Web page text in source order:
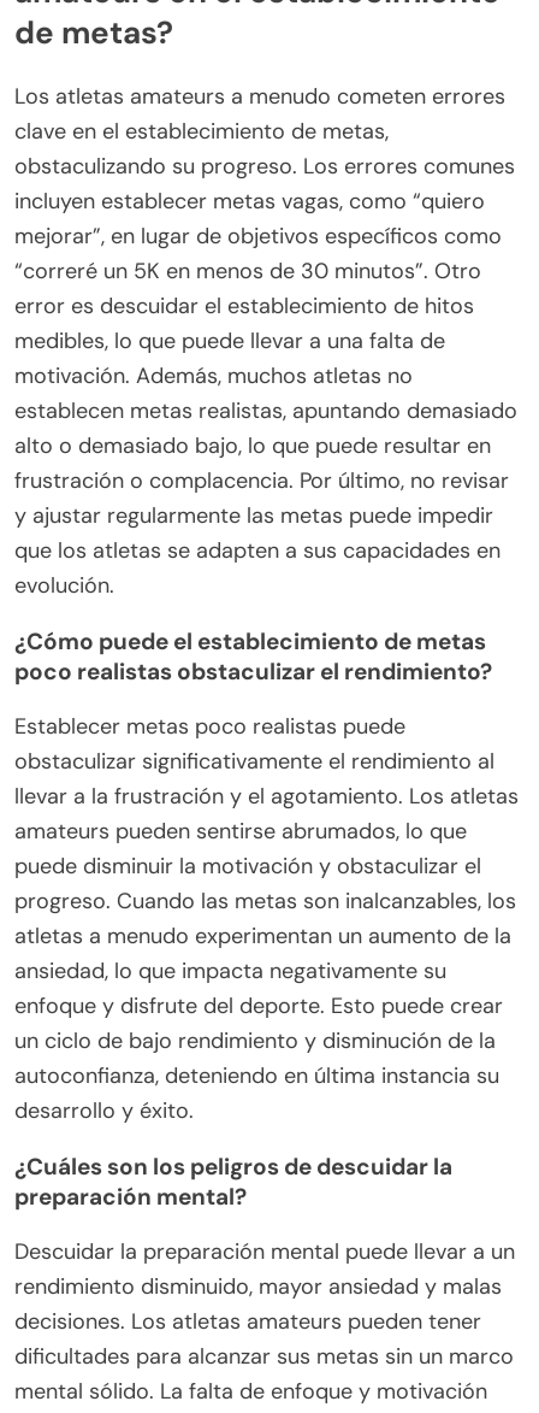
de metas?
Los atletas amateurs a menudo cometen errores
clave en el establecimiento de metas,
obstaculizando su progreso. Los errores comunes
incluyen establecer metas vagas, como “quiero
mejorar”, en lugar de objetivos específicos como
“correré un 5K en menos de 30 minutos”. Otro
error es descuidar el establecimiento de hitos
medibles, lo que puede llevar a una falta de
motivación. Además, muchos atletas no
establecen metas realistas, apuntando demasiado
alto o demasiado bajo, lo que puede resultar en
frustración o complacencia. Por último, no revisar
y ajustar regularmente las metas puede impedir
que los atletas se adapten a sus capacidades en
evolución.
¿Cómo puede el establecimiento de metas
poco realistas obstaculizar el rendimiento?
Establecer metas poco realistas puede
obstaculizar significativamente el rendimiento al
llevar a la frustración y el agotamiento. Los atletas
amateurs pueden sentirse abrumados, lo que
puede disminuir la motivación y obstaculizar el
progreso. Cuando las metas son inalcanzables, los
atletas a menudo experimentan un aumento de la
ansiedad, lo que impacta negativamente su
enfoque y disfrute del deporte. Esto puede crear
un ciclo de bajo rendimiento y disminución de la
autoconfianza, deteniendo en última instancia su
desarrollo y éxito.
¿Cuáles son los peligros de descuidar la
preparación mental?
Descuidar la preparación mental puede llevar a un
rendimiento disminuido, mayor ansiedad y malas
decisiones. Los atletas amateurs pueden tener
dificultades para alcanzar sus metas sin un marco
mental sólido. La falta de enfoque y motivación